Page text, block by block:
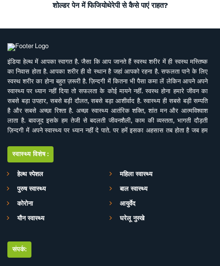
शोल्डर पेन में फिजियोथेरेपी से कैसे पाएं राहत?
इंडिया हेल्थ में आपका स्वागत है. जैसा कि आप जानते हैं स्वस्थ शरीर में ही स्वस्थ मस्तिष्क
का निवास होता है. आपका शरीर ही वो स्थान है जहां आपको रहना है. सफलता पाने के लिए
स्वस्थ शरीर का होना बहुत ज़रूरी है. ज़िन्दगी में कितना भी पैसा कमा लें लेकिन आपने अपने
स्वास्थ्य पर ध्यान नहीं दिया तो सफलता के कोई मायने नहीं. स्वस्थ होना हमारे जीवन का
सबसे बड़ा उपहार, सबसे बड़ी दौलत, सबसे बड़ा आशीर्वाद है. स्वास्थ्य ही सबसे बड़ी सम्पति
है और सबसे अच्छा रिश्ता है. अच्छा स्वास्थ्य आतंरिक शक्ति, शांत मन और आत्मविश्वाश
लाता है. बावजूद इसके हम तेजी से बदलती जीवनशैली, काम की व्यस्तता, भागती दौड़ती
ज़िन्दगी में अपने स्वास्थ्य पर ध्यान नहीं दे पाते. पर हमें इसका अहसास तब होता है जब हम
सर्वे सन्तु निरामया की परिकल्पना को साकार करने के मकसद से इस डिजिटल मीडिया
प्लेटफाॅर्म की परिकल्पना की गई है. जहां स्वास्थ्य विशेषज्ञों के साथ पत्रकारों, शोधकर्ताओं,
चिकित्सकों की एक बेहतर टीम विभिन्न बीमारियों और उनके इलाज, विशेषज्ञों की राय, नवीन
स्वास्थ्य शोध और निष्कर्ष, घरेलू उपचार, योग, फीटनेस, डाइट, हेल्थ टिप्स, गंभीर रोगों पर
जागरूकता के ​मिशन के साथ आपसे जुड़ रही है. जिसका मकसद सिर्फ और सिर्फ आपको
स्वास्थ्य सूचना और जानकारी प्रदान करना है. उम्मीद ही नहीं पूरा भरोसा है आप पूरी
सावधानी के साथ स्वास्थ्य से जुड़ी जानकारियां द इंडिया हेल्थ के मार्फत प्राप्त करेंगेे और
बिना चिकित्सकीय सलाह या हेल्थ एक्सपर्ट के परामर्श के इनका अनुसरण करने से भी बचेंगे.
स्वास्थ्य विशेष:
हेल्थ स्पेशल
महिला स्वास्थ्य
पुरुष स्वास्थ्य
बाल स्वास्थ्य
कोरोना
आयुर्वेद
यौन स्वास्थ्य
घरेलू नुस्खे
संपर्क: